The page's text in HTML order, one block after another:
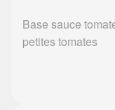
Base sauce
petites tomates